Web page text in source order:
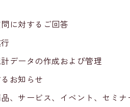
に対するご回答
データの作成および管理
お知らせ
、サービス、イベント、セミ